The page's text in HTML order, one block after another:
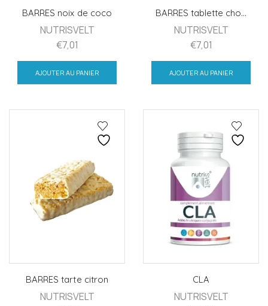
BARRES noix de coco
NUTRISVELT
€7,01
AJOUTER AU PANIER
BARRES tablette cho...
NUTRISVELT
€7,01
AJOUTER AU PANIER
BARRES tarte citron
NUTRISVELT
CLA
NUTRISVELT